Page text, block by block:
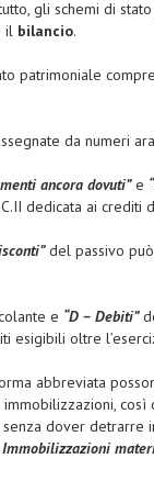
gli schemi di
il bilancio.
patrimoniale
da numeri
ancora dovuti”e
dedicata ai crediti
del passivo
e “D – Debiti”
esigibili oltre
abbreviata
così
dover detrarre
Immobilizzazioni